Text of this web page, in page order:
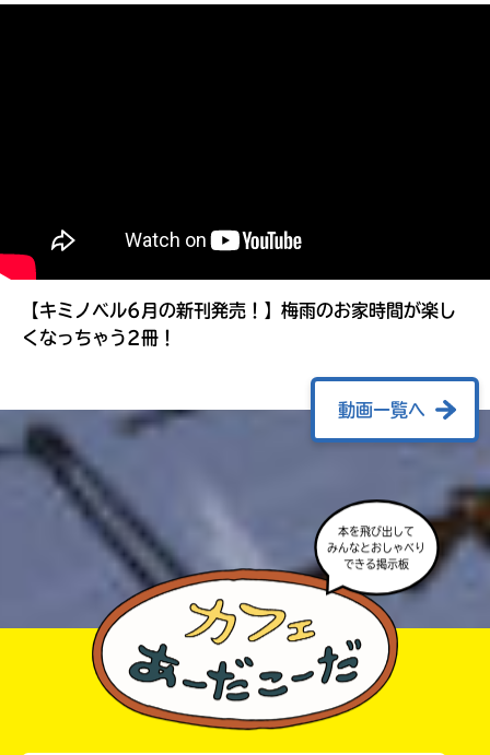
【キミノベル6月の新刊発売！】梅雨のお家時間が楽し
くなっちゃう2冊！
動画一覧へ
本を飛び出して
みんなとおしゃべり
できる掲示板
る